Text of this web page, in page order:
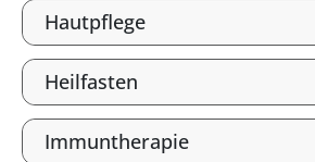
Hautpflege
Heilfasten
Immuntherapie